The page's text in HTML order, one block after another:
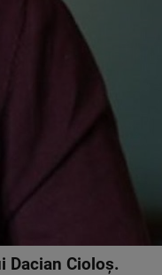
Dacian Cioloş.